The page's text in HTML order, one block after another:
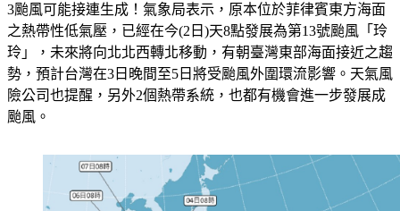
3颱風可能接連生成！氣象局表示，原本位於菲律賓東方海面
之熱帶性低氣壓，已經在今(2日)天8點發展為第13號颱風「玲
玲」，未來將向北北西轉北移動，有朝臺灣東部海面接近之趨
勢，預計台灣在3日晚間至5日將受颱風外圍環流影響。天氣風
險公司也提醒，另外2個熱帶系統，也都有機會進一步發展成
颱風。